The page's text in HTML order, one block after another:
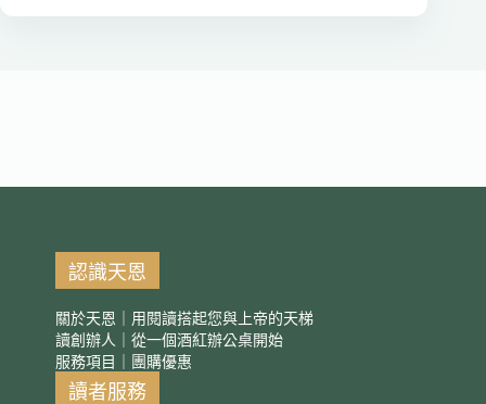
認識天恩
關於天恩｜用閱讀搭起您與上帝的天梯
讀創辦人｜從一個酒紅辦公桌開始
服務項目｜團購優惠
讀者服務